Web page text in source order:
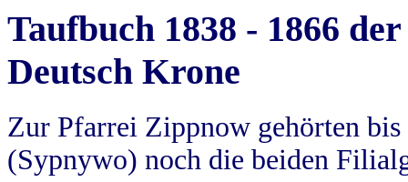
Taufbuch 1838 - 1866
Deutsch Krone
Zur Pfarrei Zippnow gehörten
(Sypnywo) noch die beiden